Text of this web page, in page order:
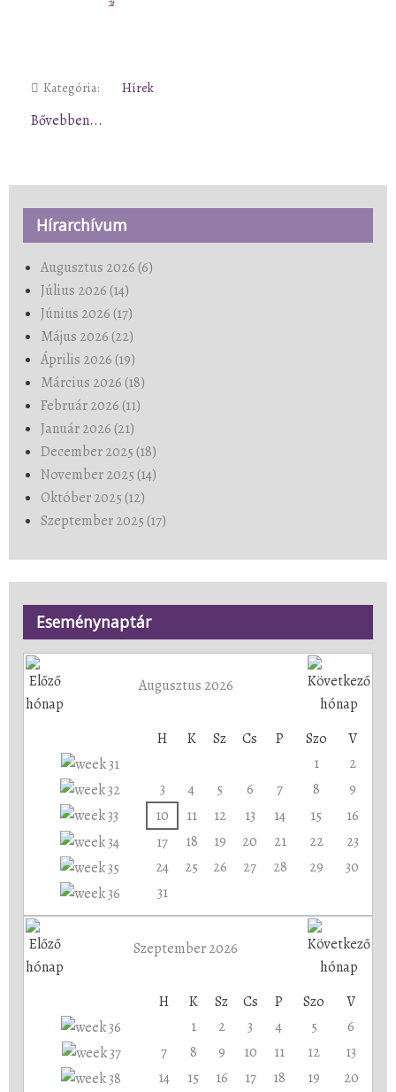
Kategória: Hírek
Bővebben...
Hírarchívum
Augusztus 2026 (6)
Július 2026 (14)
Június 2026 (17)
Május 2026 (22)
Április 2026 (19)
Március 2026 (18)
Február 2026 (11)
Január 2026 (21)
December 2025 (18)
November 2025 (14)
Október 2025 (12)
Szeptember 2025 (17)
Eseménynaptár
Augusztus 2026
H K Sz Cs P Szo
V
1
2
3
4 5 6 7 8
9
10
11 12 13 14 15
16
17
18 19 20 21 22
23
24
25 26 27 28 29
30
31
Szeptember 2026
H K Sz Cs P Szo
V
1
2 3 4 5
6
7
8 9 10 11 12
13
14
15 16 17 18 19
20